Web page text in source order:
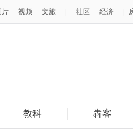
教科 犇客